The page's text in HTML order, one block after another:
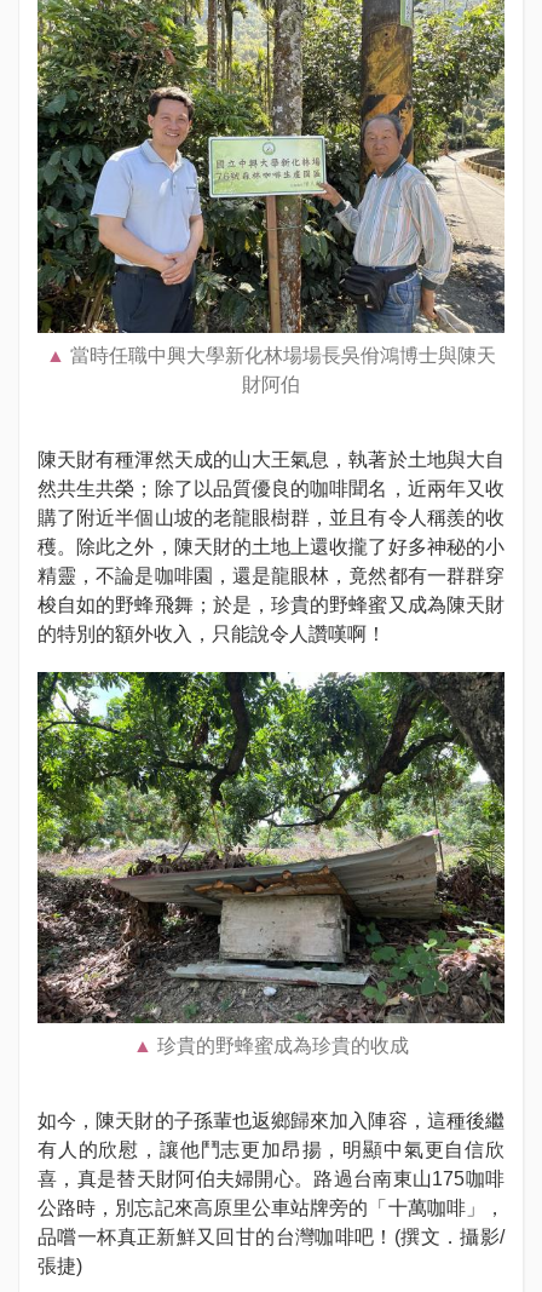
當時任職中興大學新化林場場長吳佾鴻博士與陳天
財阿伯
陳天財有種渾然天成的山大王氣息，執著於土地與大自
然共生共榮；除了以品質優良的咖啡聞名，近兩年又收
購了附近半個山坡的老龍眼樹群，並且有令人稱羨的收
穫。除此之外，陳天財的土地上還收攏了好多神秘的小
精靈，不論是咖啡園，還是龍眼林，竟然都有一群群穿
梭自如的野蜂飛舞；於是，珍貴的野蜂蜜又成為陳天財
的特別的額外收入，只能說令人讚嘆啊！
珍貴的野蜂蜜成為珍貴的收成
如今，陳天財的子孫輩也返鄉歸來加入陣容，這種後繼
有人的欣慰，讓他鬥志更加昂揚，明顯中氣更自信欣
喜，真是替天財阿伯夫婦開心。路過台南東山175咖啡
公路時，別忘記來高原里公車站牌旁的「十萬咖啡」，
品嚐一杯真正新鮮又回甘的台灣咖啡吧！(撰文．攝影/
張捷)